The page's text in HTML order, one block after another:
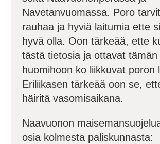
Navetanvuomassa. Poro
rauhaa ja hyviä laitumia ette
hyvä olla. Oon tärkeää, ette
tästä tietosia ja ottavat tämän
huomihoon ko liikkuvat poron
Eriliikasen tärkeää oon se,
häiritä vasomisaikana.
Naavuonon
osia kolmesta paliskunnasta: